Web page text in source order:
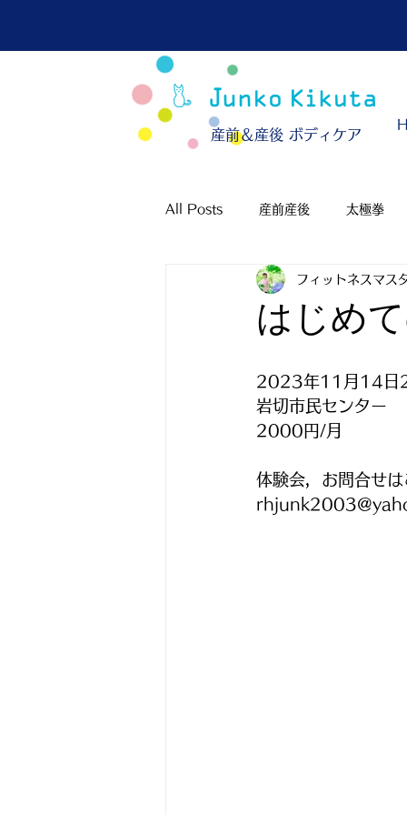
​産前＆産後 ボディケア
All Posts 産前産後 太極拳
はじめ
フィットネスマス
2023年11月14日
岩切市民センター
2000円/月
体験会，お問合せ